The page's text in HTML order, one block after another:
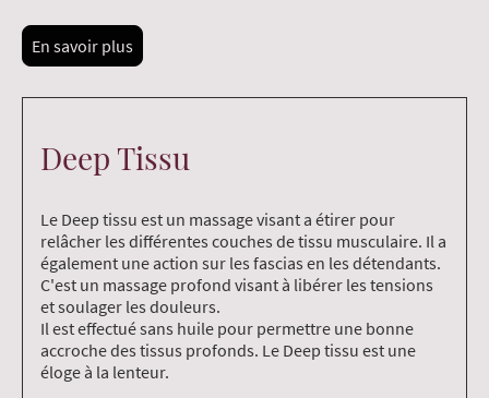
En savoir plus
Deep Tissu
Le Deep tissu est un massage visant a étirer pour
relâcher les différentes couches de tissu musculaire. Il a
également une action sur les fascias en les détendants.
C'est un massage profond visant à libérer les tensions
et soulager les douleurs.
Il est effectué sans huile pour permettre une bonne
accroche des tissus profonds. Le Deep tissu est une
éloge à la lenteur.